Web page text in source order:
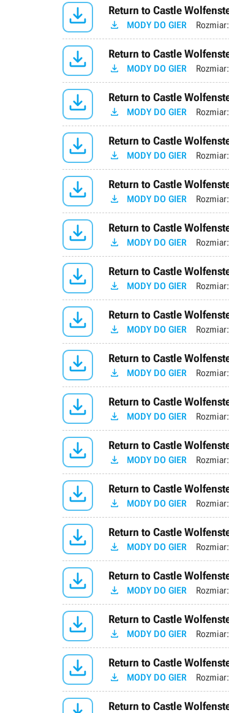
 Return to Castle
 MODY DO GIER Rozmiar:
 Return to Castle
 MODY DO GIER Rozmiar:
 Return to Castle
 MODY DO GIER Rozmiar:
 Return to Castle
 MODY DO GIER Rozmiar:
 Return to Castle
 MODY DO GIER Rozmiar:
 Return to Castle
 MODY DO GIER Rozmiar:
 Return to Castle
 MODY DO GIER Rozmiar:
 Return to Castle
 MODY DO GIER Rozmiar:
 Return to Castle
 MODY DO GIER Rozmiar:
 Return to Castle
 MODY DO GIER Rozmiar:
 Return to Castle
 MODY DO GIER Rozmiar:
 Return to Castle
 MODY DO GIER Rozmiar:
 Return to Castle
 MODY DO GIER Rozmiar:
 Return to Castle
 MODY DO GIER Rozmiar:
 Return to Castle
 MODY DO GIER Rozmiar:
 Return to Castle
 MODY DO GIER Rozmiar:
Return to Castle